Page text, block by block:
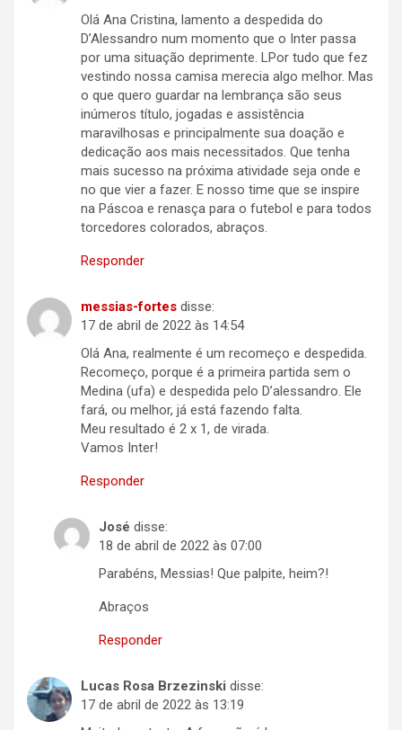
Olá Ana Cristina, lamento a despedida do
D’Alessandro num momento que o Inter passa
por uma situação deprimente. LPor tudo que fez
vestindo nossa camisa merecia algo melhor. Mas
o que quero guardar na lembrança são seus
inúmeros título, jogadas e assistência
maravilhosas e principalmente sua doação e
dedicação aos mais necessitados. Que tenha
mais sucesso na próxima atividade seja onde e
no que vier a fazer. E nosso time que se inspire
na Páscoa e renasça para o futebol e para todos
torcedores colorados, abraços.
Responder
messias-fortes disse:
17 de abril de 2022 às 14:54
Olá Ana, realmente é um recomeço e despedida.
Recomeço, porque é a primeira partida sem o
Medina (ufa) e despedida pelo D’alessandro. Ele
fará, ou melhor, já está fazendo falta.
Meu resultado é 2 x 1, de virada.
Vamos Inter!
Responder
José disse:
18 de abril de 2022 às 07:00
Parabéns, Messias! Que palpite, heim?!
Abraços
Responder
Lucas Rosa Brzezinski disse:
17 de abril de 2022 às 13:19